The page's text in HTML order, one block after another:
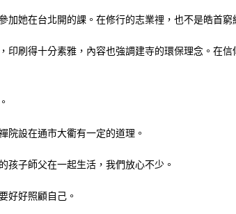
加她在台北開的課。在修行的志業𥚃，也不是皓首窮
印刷得十分素雅，內容也強調建寺的環保理念。在
院設在通市大衢有一定的道理。
孩子師父在一起生活，我們放心不少。
好好照顧自己。